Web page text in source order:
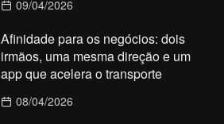
09/04/2026
Afinidade para os negócios: dois
irmãos, uma mesma direção e um
app que acelera o transporte
08/04/2026